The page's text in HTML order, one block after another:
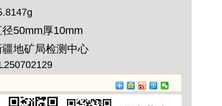
径50mm厚10mm
疆地矿局检测中心